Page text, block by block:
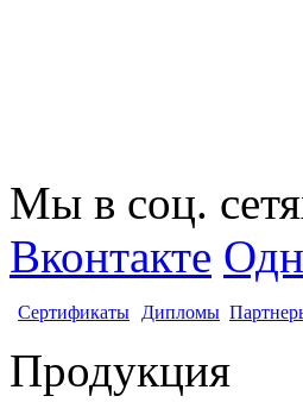
Мы в соц.
Вконтакте
Сертификаты Дипломы
Продукция